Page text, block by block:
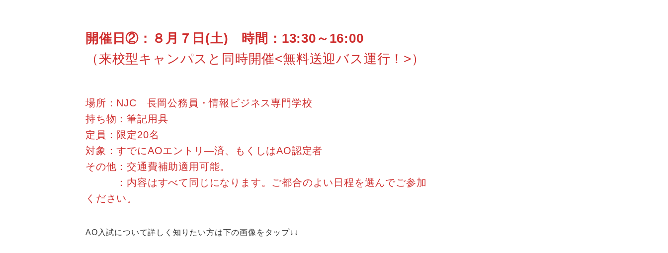
開催日②：８月７日(土) 時間：13:30～16:00
（来校型キャンパスと同時開催<無料送迎バス運行！>）
場所：NJC 長岡公務員・情報ビジネス専門学校
持ち物：筆記用具
定員：限定20名
対象：すでにAOエントリ―済、もくしはAO認定者
その他：交通費補助適用可能。
：内容はすべて同じになります。ご都合のよい日程を選んでご参加
ください。
AO入試について詳しく知りたい方は下の画像をタップ↓↓